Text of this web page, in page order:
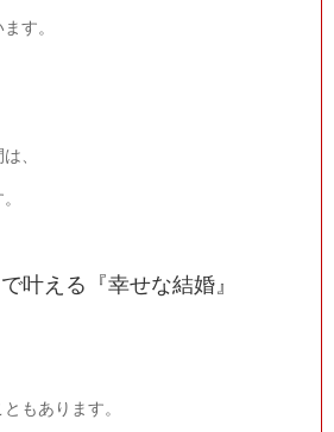
す。
、
叶える『幸せな結婚』
もあります。